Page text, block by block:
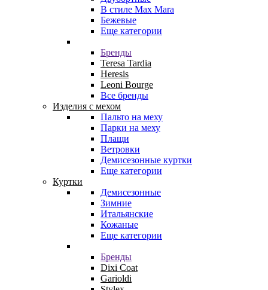
В стиле Max Mara
Бежевые
Еще категории
Бренды
Teresa Tardia
Heresis
Leoni Bourge
Все бренды
Изделия с мехом
Пальто на меху
Парки на меху
Плащи
Ветровки
Демисезонные куртки
Еще категории
Куртки
Демисезонные
Зимние
Итальянские
Кожаные
Еще категории
Бренды
Dixi Coat
Garioldi